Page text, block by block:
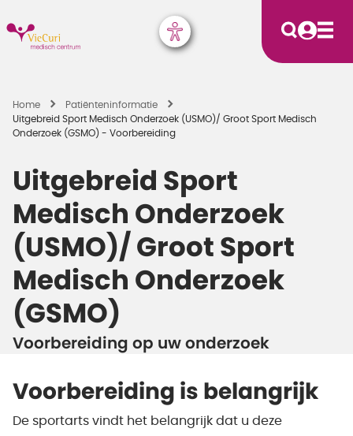
Home
Patiënten­informatie
Uitgebreid Sport Medisch Onderzoek (USMO)/ Groot Sport Medisch
Onderzoek (GSMO) - Voorbereiding
Uitgebreid Sport
Medisch Onderzoek
(USMO)/ Groot Sport
Medisch Onderzoek
(GSMO)
Voorbereiding op uw onderzoek
Voorbereiding is belangrijk
De sportarts vindt het belangrijk dat u deze